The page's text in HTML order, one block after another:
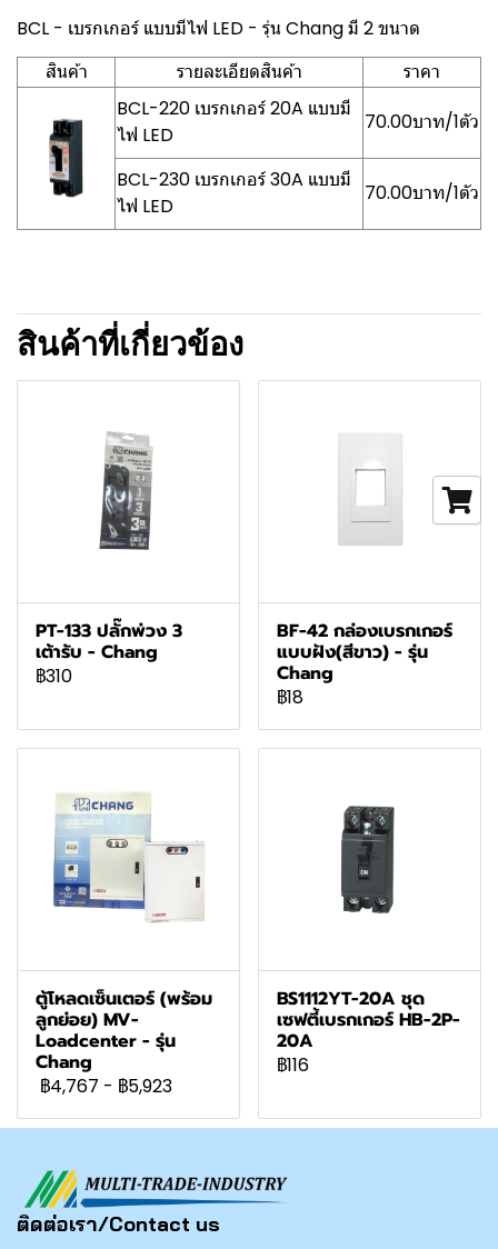
BCL - เบรกเกอร์ แบบมีไฟ LED - รุ่น Chang มี 2 ขนาด
สินค้า
รายละเอียดสินค้า
ราคา
BCL-220 เบรกเกอร์ 20A แบบมี
ไฟ LED
70.00บาท/1ตัว
BCL-230 เบรกเกอร์ 30A แบบมี
ไฟ LED
70.00บาท/1ตัว
สินค้าที่เกี่ยวข้อง
PT-133 ปลั๊กพ่วง 3
เต้ารับ - Chang
฿310
BF-42 กล่องเบรกเกอร์
แบบฝัง(สีขาว) - รุ่น
Chang
฿18
ตู้โหลดเซ็นเตอร์ (พร้อม
ลูกย่อย) MV-
Loadcenter - รุ่น
Chang
฿4,767 - ฿5,923
BS1112YT-20A ชุด
เซฟตี้เบรกเกอร์ HB-2P-
20A
฿116
ติดต่อเรา/Contact us